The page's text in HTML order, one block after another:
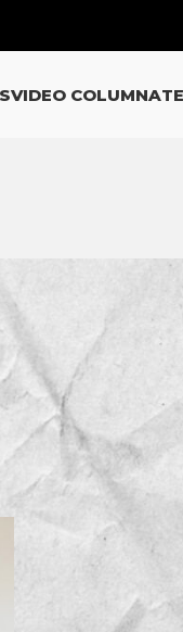
VIDEO COLUMNA
CATEGORÍAS
NOTICIAS
OPINIÓN